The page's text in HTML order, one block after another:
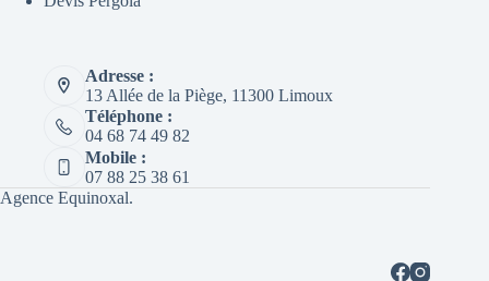
Adresse :
13 Allée de la Piège, 11300 Limoux
Téléphone :
04 68 74 49 82
Mobile :
07 88 25 38 61‬
Agence Equinoxal.